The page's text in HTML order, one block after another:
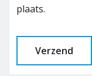
plaats.